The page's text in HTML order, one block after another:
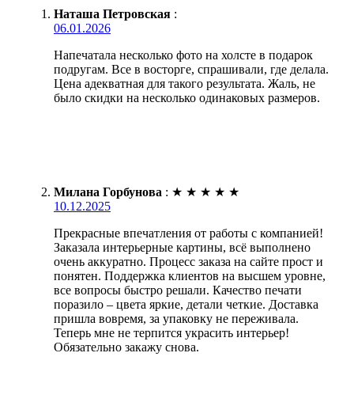
Наташа Петровская :
06.01.2026
Напечатала несколько фото на холсте в подарок
подругам. Все в восторге, спрашивали, где делала.
Цена адекватная для такого результата. Жаль, не
было скидки на несколько одинаковых размеров.
Милана Горбунова : ★ ★ ★ ★ ★
10.12.2025
Прекрасные впечатления от работы с компанией!
Заказала интерьерные картины, всё выполнено
очень аккуратно. Процесс заказа на сайте прост и
понятен. Поддержка клиентов на высшем уровне,
все вопросы быстро решали. Качество печати
поразило – цвета яркие, детали четкие. Доставка
пришла вовремя, за упаковку не переживала.
Теперь мне не терпится украсить интерьер!
Обязательно закажу снова.